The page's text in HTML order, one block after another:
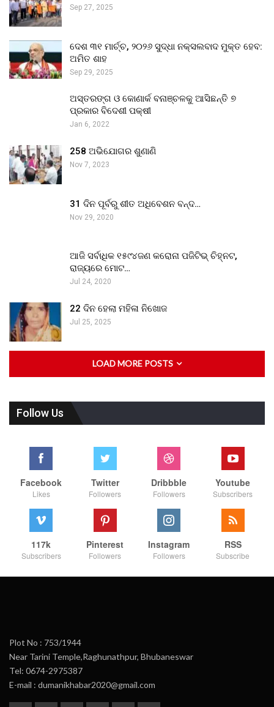
Sep 27, 2025
ଦେଶ ୩୧ ମାର୍ଚ୍ଚ, ୨୦୨୬ ସୁଦ୍ଧା ନକ୍ସଲବାଦ ମୁକ୍ତ ହେବ:
ଅମିତ ଶାହ
Sep 29, 2025
ଅସ୍ତରଙ୍ଗ ଓ କୋଣାର୍କ ବନାଞ୍ଚଳକୁ ଆସିଛନ୍ତି ୭
ପ୍ରକାର ବିଦେଶୀ ପକ୍ଷୀ
Jan 6, 2022
258 ଅଭିଯୋଗର ଶୁଣାଣି
Nov 7, 2023
31 ଦିନ ପୂର୍ବରୁ ଶୀତ ଅଧିବେଶନ ବନ୍ଦ…
Nov 29, 2020
ଆଜି ସର୍ବାଧିକ ୧୫୯୪ଜଣ କରୋନା ପଜିଟିଭ୍ ଚିହ୍ନଟ,
ରାଜ୍ୟରେ ମୋଟ…
Jul 24, 2020
22 ଦିନ ହେଲା ମହିଳା ନିଖୋଜ
Jul 25, 2025
LOAD MORE POSTS
Follow Us
Facebook
Likes
Twitter
Followers
Dribbble
Followers
Youtube
Subscribers
117k
Subscribers
Pinterest
Followers
Instagram
Followers
RSS
Subscribe
Plot No : 753/1944
Near Tarini Temple,Raghunathpur, Bhubaneswar
Tel: 0674-2975387
E-mail : dumanikhabar2020@gmail.com